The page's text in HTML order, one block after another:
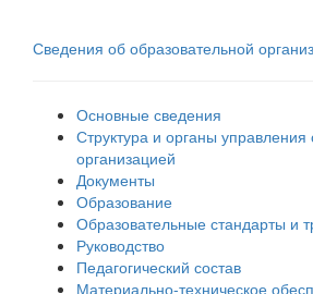
Сведения об образовательной
Основные сведения
Структура и органы управления
организацией
Документы
Образование
Образовательные стандарты и
Руководство
Педагогический состав
Материально-техническое